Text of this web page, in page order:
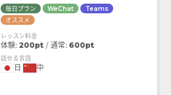
毎日プラン
WeChat Teams
オススメ
レッスン料金
体験: 200pt 通常: 600pt
話せる言語
日 中